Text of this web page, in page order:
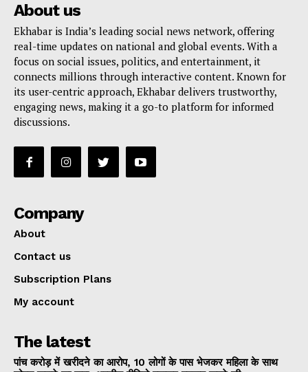
About us
Ekhabar is India’s leading social news network, offering
real-time updates on national and global events. With a
focus on social issues, politics, and entertainment, it
connects millions through interactive content. Known for
its user-centric approach, Ekhabar delivers trustworthy,
engaging news, making it a go-to platform for informed
discussions.
Company
About
Contact us
Subscription Plans
My account
The latest
पांच करोड़ में खरीदने का आरोप, 10 लोगों के पास भेजकर महिला के साथ